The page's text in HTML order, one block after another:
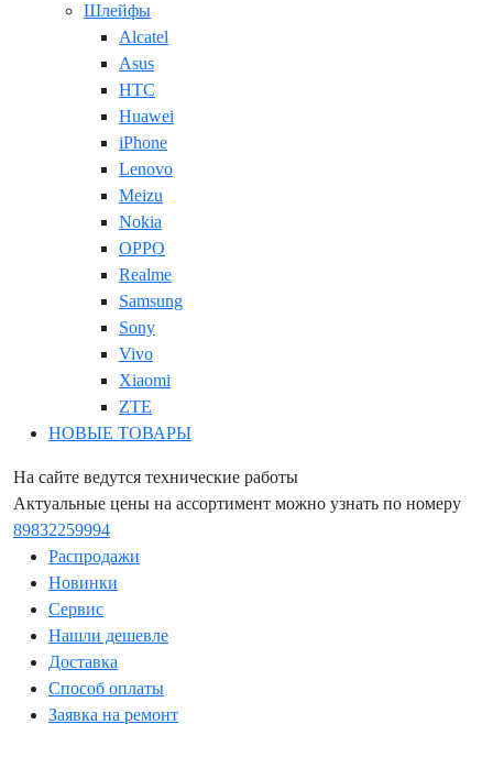
Шлейфы
Alcatel
Asus
HTC
Huawei
iPhone
Lenovo
Meizu
Nokia
OPPO
Realme
Samsung
Sony
Vivo
Xiaomi
ZTE
НОВЫЕ ТОВАРЫ
На сайте ведутся технические работы
Актуальные цены на ассортимент можно узнать по номеру
89832259994
Распродажи
Новинки
Сервис
Нашли дешевле
Доставка
Способ оплаты
Заявка на ремонт